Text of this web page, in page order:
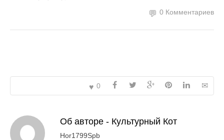
0 Комментариев
0
Об авторе - Культурный Кот
Hor1799Spb